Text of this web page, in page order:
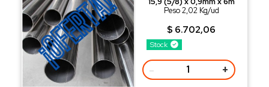
Stock
Peso 2,02 Kg/ud
$ 6.702,06
- +